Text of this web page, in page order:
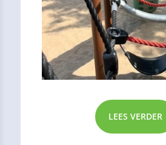
LEES VERDER